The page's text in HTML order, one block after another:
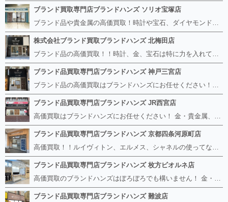
ブランド買取専門店ブランドハンズ ソリオ宝塚店
ブランド品や貴金属の高価買取！時計や宝石、ダイヤモンドなど家に眠っているものがあったら捨てる前にブランドハンズへお越しください。 査定料は無料、お値段が付くものかお調べいたします！ 宅配買取もありますので使っていない古いルイヴィトンのバッグや財布、壊れているオメガの時計、千切れている金のネックレスや指輪、小型家電も取り扱っておりますのでお気軽にご利用下さい☆ その他ブランド食器、銀シルバー製品、美容機器、脱毛器、スマホなど幅広く取り扱っております！
株式会社ブランド買取ブランドハンズ 北梅田店
ブランド品の高価買取！！時計、金、宝石は特に力を入れています！ ルイヴィトン、シャネル、ロレックス、エルメスはもちろん、グッチ、プラダ、セリーヌ、フェンディなどなど、 その他ブランド食器、銀シルバー製品、美容機器、脱毛器、スマホなど幅広く取り扱っているので まずは無料査定にお越しください！ 手数料は全て無料！全国対応の宅配買取も行っておりますのでお気軽にご連絡下さい！
ブランド品買取専門店ブランドハンズ 神戸三宮店
ブランド品の高価買取はブランドハンズにお任せください！！ 高騰し続けている金・貴金属はもちろん、ルイヴィトン、エルメス、シャネル、ロレックスは特に力を入れております。 その他ブランド食器、銀シルバー製品、美容機器、脱毛器、スマホなど幅広く取り扱っております！ 鑑定士は経験豊富で親切丁寧な対応を心がけております。 鑑定書がないものでもしっかり見させて頂きます。
ブランド品買取専門店ブランドハンズ JR西宮店
高価買取はブランドハンズにお任せください！ 金・貴金属、ルイヴィトン、エルメス、シャネル、ロレックスは特に力を入れておりますが、 他店で断られたボロボロになったバッグや財布、壊れたブランド品、時計、千切れた貴金属もお買取り可能です。 経験豊富な鑑定士が宝石やダイヤモンドの鑑定書がないものでもしっかり見させて頂きます。 その他ブランド食器、銀シルバー製品、美容機器、脱毛器、スマホなど幅広く取り扱っております！ 是非お気軽にお越しください。
ブランド品買取専門店ブランドハンズ 京都四条河原町店
高価買取！！ルイヴィトン、エルメス、シャネルの使ってないものなど ブランドハンズならボロボロでも構いません。 他店に断られたものも当店ならお買取り可能です！ ロレックスやフェンディ、グッチも大歓迎です！ ブランド品や貴金属、時計、宝石、ダイヤモンドは特に高価買取ですのでお査定だけでもお待ちしております。
ブランド品買取専門店ブランドハンズ 枚方ビオルネ店
高価買取のブランドハンズはぼろぼろでも構いません！ 金・貴金属、ルイヴィトンやエルメス、シャネルの使ってないものはございませんか？ 他店に断られたものも当店ならお買取り可能です！ ロレックスやフェンディ、グッチも大歓迎！ ブランド品や貴金属、時計、宝石、ダイヤモンドは特に高価買取ですがブランド食器、スマホ、美容機器、銀製品など幅広く取り扱っております。
ブランド品買取専門店ブランドハンズ 難波店